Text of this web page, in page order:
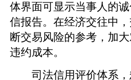
体界面可显示当事人的
信报告。在经济交往中
断交易风险的参考，加
违约成本。
司法信用评价体系，